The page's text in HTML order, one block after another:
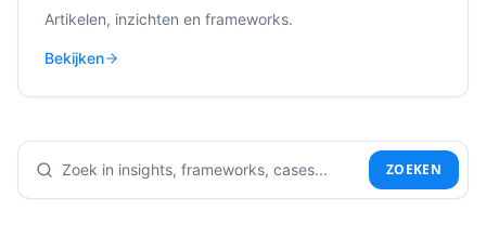
Artikelen, inzichten en frameworks.
Bekijken
ZOEKEN